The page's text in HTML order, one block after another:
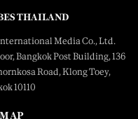
THAILAND
Media Co., Ltd.
Bangkok Post Building, 136
Road, Klong Toey,
10110